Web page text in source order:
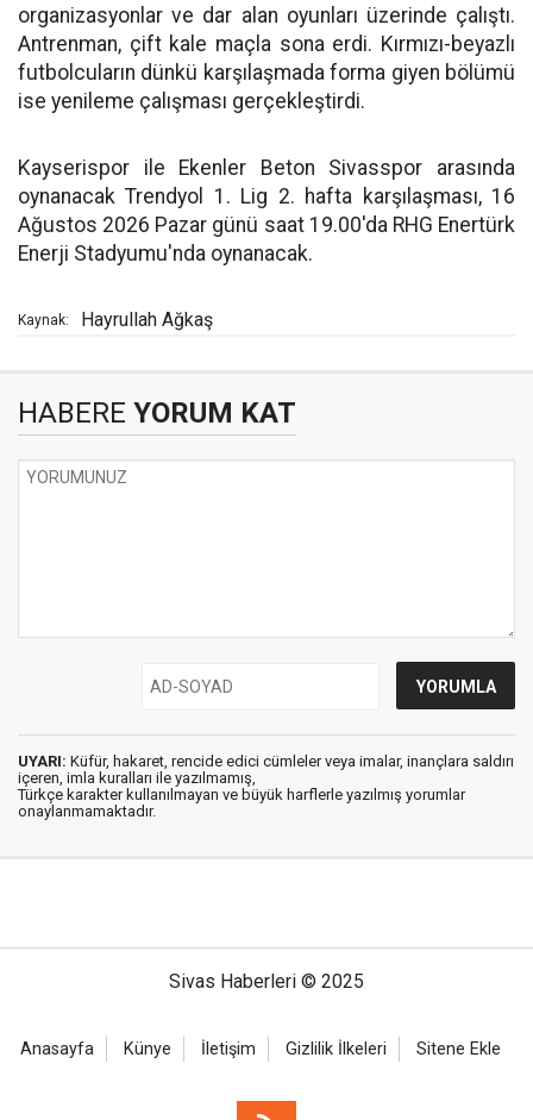
organizasyonlar ve dar alan oyunları üzerinde çalıştı.
Antrenman, çift kale maçla sona erdi. Kırmızı-beyazlı
futbolcuların dünkü karşılaşmada forma giyen bölümü
ise yenileme çalışması gerçekleştirdi.
Kayserispor ile Ekenler Beton Sivasspor arasında
oynanacak Trendyol 1. Lig 2. hafta karşılaşması, 16
Ağustos 2026 Pazar günü saat 19.00'da RHG Enertürk
Enerji Stadyumu'nda oynanacak.
Kaynak: Hayrullah Ağkaş
HABERE YORUM KAT
UYARI: Küfür, hakaret, rencide edici cümleler veya imalar, inançlara saldırı
içeren, imla kuralları ile yazılmamış,
Türkçe karakter kullanılmayan ve büyük harflerle yazılmış yorumlar
onaylanmamaktadır.
Sivas Haberleri © 2025
Anasayfa Künye İletişim Gizlilik İlkeleri Sitene Ekle